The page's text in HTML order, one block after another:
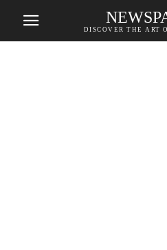
DISCOVER THE ART